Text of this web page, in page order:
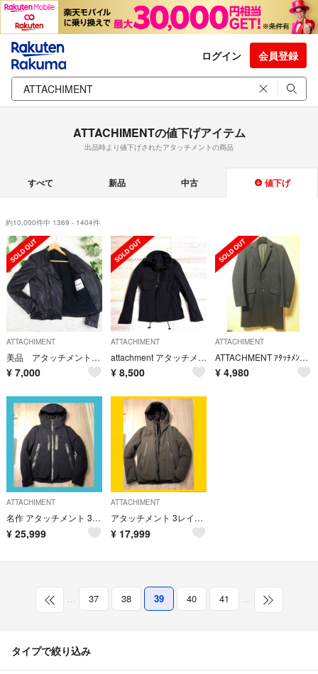
ログイン 会員登録
ATTACHIMENTの値下げアイテム
出品時より値下げされたアタッチメントの商品
すべて 新品 中古 値下げ
約10,000件中 1369 - 1404件
ATTACHIMENT
美品 アタッチメント 羊革 立ち襟 ダブルライダース レザージャケット 1 黒
¥ 7,000
ATTACHIMENT
attachment アタッチメント M65 ブルゾン ミリタリージャケット
¥ 8,500
ATTACHIMENT
ATTACHMENT ｱﾀｯﾁﾒﾝﾄ ﾁｪｽﾀｰ ｺｰﾄ 中田1 ﾈｲﾋﾞｰ
¥ 4,980
ATTACHIMENT
名作 アタッチメント 3レイヤー 止水 ダウン レザー ライダース ブーツ 新作
¥ 25,999
ATTACHIMENT
アタッチメント 3レイヤー 止水 ダウン ジャケット パーカー レザースニーカー
¥ 17,999
… 37 38 39 40 41 …
タイプで絞り込み